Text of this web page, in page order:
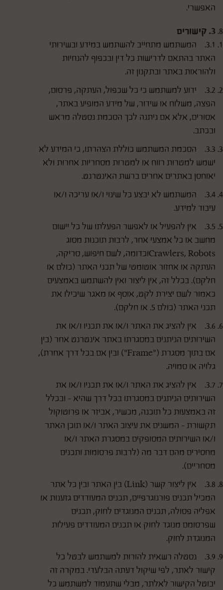
האפשרי.
3. קישורים
3.1. המשתמש מתחייב להשתמש במידע ובשירותי
האתר בהתאם לדרישות כל דין ובכפוף להנחיות
ולהוראות באתר ובתקנון זה.
3.2. ידוע למשתמש כי כל שכפול, העתקה, פרסום,
הפצה, משלוח או שידור, של מידע המופיע באתר,
אסורים, אלא אם ניתנה לכך הסכמת נסטלה מראש
ובכתב.
3.3. הסכמת המשתמש כוללת הצהרתו, כי המידע לא
ישמש למטרות רווח או למטרות מסחריות אחרות ולא
יאוחסן באתרים אחרים ברשת האינטרנט.
3.4. המשתמש לא יבצע כל שינוי ו/או עריכה ו/או
עיבוד למידע.
3.5. אין להפעיל או לאפשר הפעלתו של כל יישום
מחשב או כל אמצעי אחר, לרבות תוכנות מסוג
Crawlers, Robotsוכדומה, לשם חיפוש, סריקה,
העתקה או אחזור אוטומטי של תכני האתר (כולם או
חלקם). בכלל זה, אין ליצור ואין להשתמש באמצעים
כאמור לשם יצירת לקט, אוסף או מאגר שיכילו את
תכני האתר (כולם 5. או חלקם).
3.6. אין להציג את האתר ו/או את תכניו ו/או את
השירותים הניתנים במסגרתו באתר אינטרנט אחר (בין
אם בתוך מסגרת ("Frame") ובין אם בכל דרך אחרת),
גלויה או סמויה.
3.7. אין להציג את האתר ו/או את תכניו ו/או את
השירותים הניתנים במסגרתו בכל דרך שהיא - ובכלל
זה באמצעות כל תוכנה, מכשיר, אביזר או פרוטוקול
תקשורת - המשנים את עיצוב האתר ו/או תוכן האתר
ו/או השירותים המסופקים במסגרת האתר ו/או
מחסירים מהם דבר מה (לרבות פרסומות ותכנים
מסחריים).
3.8. אין ליצור קשר (Link) בין האתר ובין כל אתר
המכיל תכנים פורנוגרפיים, תכנים המעודדים גזענות או
אפליה פסולה, תכנים המנוגדים לחוק, תכנים
שפרסומם מנוגד לחוק או תכנים המעודדים פעילות
המנוגדת לחוק.
3.9. נסטלה רשאית להורות למשתמש לבטל כל
קישור לאתר, לפי שיקול דעתה הבלעדי. במקרה זה
יבוטל הקישור לאלתר, מבלי שתעמוד למשתמש כל